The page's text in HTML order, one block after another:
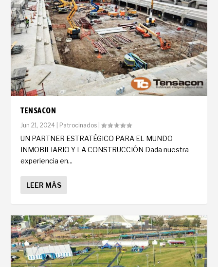
TENSACON
Jun 21, 2024 Patrocinados |
UN PARTNER ESTRATÉGICO PARA EL MUNDO
INMOBILIARIO Y LA CONSTRUCCIÓN Dada nuestra
experiencia en...
LEER MÁS